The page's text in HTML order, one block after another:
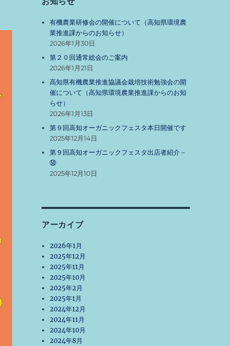
有機農業研修会の開催について（高知県環境農
業推進課からのお知らせ）
2026年1月30日
第２０回通常総会のご案内
2026年1月21日
高知県有機農業推進協議会栽培技術勉強会の開
催について（高知県環境農業推進課からのお知
らせ）
2026年1月13日
第９回高知オーガニックフェスタ本日開催です
2025年12月14日
第９回高知オーガニックフェスタ出店者紹介－
㊿
2025年12月10日
アーカイブ
2026年1月
2025年12月
2025年11月
2025年10月
2025年2月
2025年1月
2024年12月
2024年11月
2024年10月
2024年8月